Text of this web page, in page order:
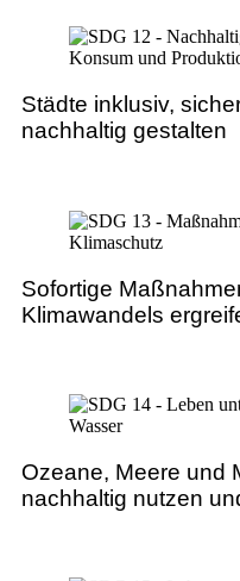
Städte inklusiv,
nachhaltig gestalten
Sofortige
Klimawandels
Ozeane, Meere und
nachhaltig nutzen